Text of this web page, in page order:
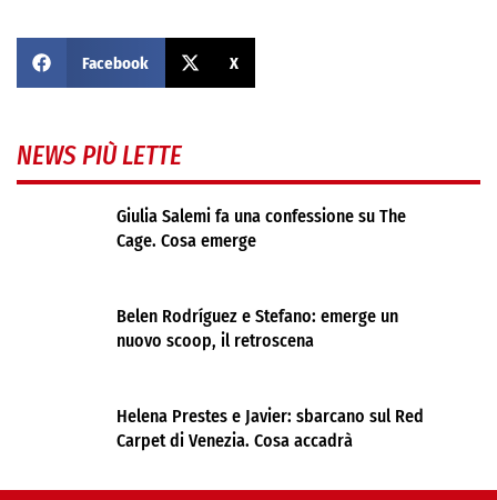
Facebook X
NEWS PIÙ LETTE
Giulia Salemi fa una confessione su The
Cage. Cosa emerge
Belen Rodríguez e Stefano: emerge un
nuovo scoop, il retroscena
Helena Prestes e Javier: sbarcano sul Red
Carpet di Venezia. Cosa accadrà